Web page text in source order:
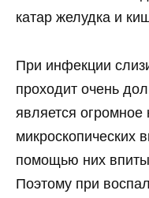
катар желудка и
При инфекции
проходит очень
является огромное
микроскопических
помощью них
Поэтому при